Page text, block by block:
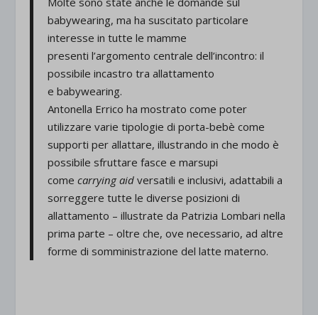
babywearing, ma ha suscitato particolare
interesse in tutte le mamme
presenti l’argomento centrale dell’incontro: il
possibile incastro tra allattamento
e babywearing.
Antonella Errico ha mostrato come poter
utilizzare varie tipologie di porta-bebè come
supporti per allattare, illustrando in che modo è
possibile sfruttare fasce e marsupi
comecarrying aidversatili e inclusivi, adattabili a
sorreggere tutte le diverse posizioni di
allattamento – illustrate da Patrizia Lombari nella
prima parte – oltre che, ove necessario, ad altre
forme di somministrazione del latte materno.